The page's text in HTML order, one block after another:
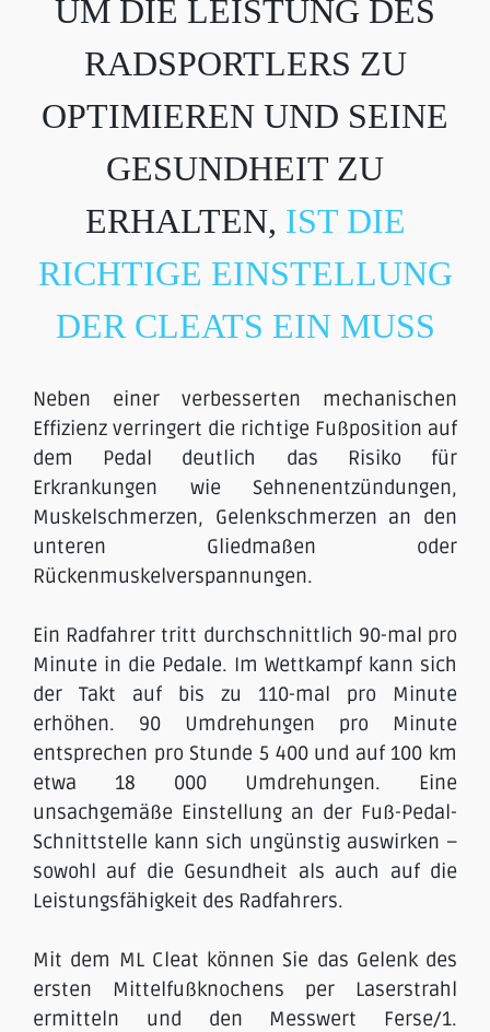
UM DIE LEISTUNG DES
RADSPORTLERS ZU
OPTIMIEREN UND SEINE
GESUNDHEIT ZU
ERHALTEN, IST DIE
RICHTIGE EINSTELLUNG
DER CLEATS EIN MUSS
Neben einer verbesserten mechanischen
Effizienz verringert die richtige Fußposition auf
dem Pedal deutlich das Risiko für
Erkrankungen wie Sehnenentzündungen,
Muskelschmerzen, Gelenkschmerzen an den
unteren Gliedmaßen oder
Rückenmuskelverspannungen.
Ein Radfahrer tritt durchschnittlich 90-mal pro
Minute in die Pedale. Im Wettkampf kann sich
der Takt auf bis zu 110-mal pro Minute
erhöhen. 90 Umdrehungen pro Minute
entsprechen pro Stunde 5 400 und auf 100 km
etwa 18 000 Umdrehungen. Eine
unsachgemäße Einstellung an der Fuß-Pedal-
Schnittstelle kann sich ungünstig auswirken –
sowohl auf die Gesundheit als auch auf die
Leistungsfähigkeit des Radfahrers.
Mit dem ML Cleat können Sie das Gelenk des
ersten Mittelfußknochens per Laserstrahl
ermitteln und den Messwert Ferse/1.